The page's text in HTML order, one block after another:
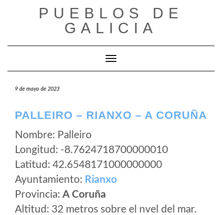
PUEBLOS DE
GALICIA
Cambiar modo de navegación
9 de mayo de 2023
PALLEIRO – RIANXO – A CORUÑA
Nombre: Palleiro
Longitud: -8.7624718700000010
Latitud: 42.6548171000000000
Ayuntamiento: Rianxo
Provincia: A Coruña
Altitud: 32 metros sobre el nvel del mar.